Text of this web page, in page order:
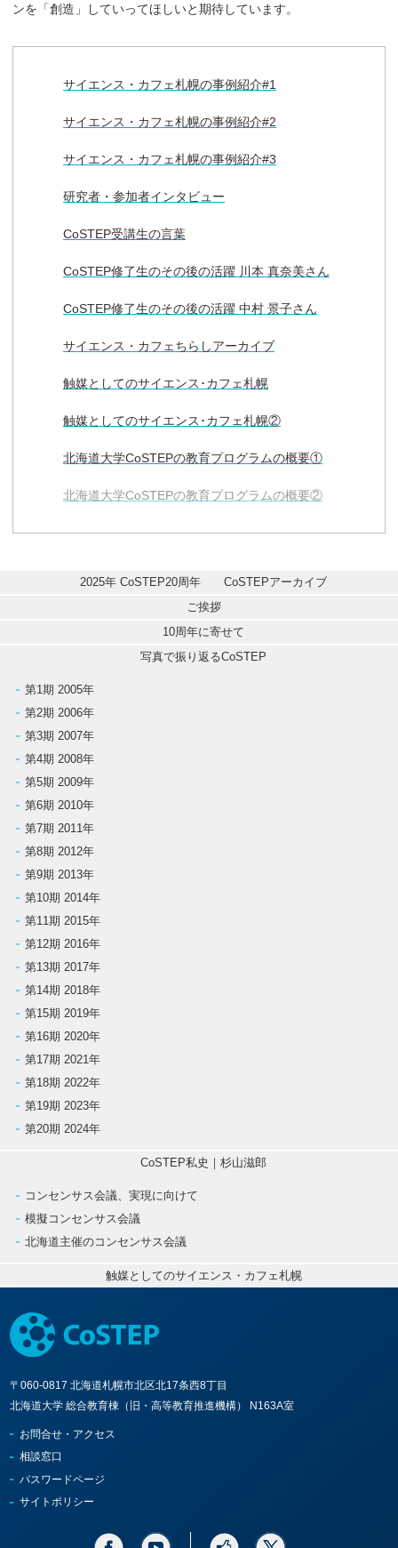
ンを「創造」していってほしいと期待しています。
サイエンス・カフェ札幌の事例紹介#1
サイエンス・カフェ札幌の事例紹介#2
サイエンス・カフェ札幌の事例紹介#3
研究者・参加者インタビュー
CoSTEP受講生の言葉
CoSTEP修了生のその後の活躍 川本 真奈美さん
CoSTEP修了生のその後の活躍 中村 景子さん
サイエンス・カフェちらしアーカイブ
触媒としてのサイエンス･カフェ札幌
触媒としてのサイエンス･カフェ札幌②
北海道大学CoSTEPの教育プログラムの概要①
北海道大学CoSTEPの教育プログラムの概要②
2025年 CoSTEP20周年　　CoSTEPアーカイブ
ご挨拶
10周年に寄せて
写真で振り返るCoSTEP
第1期 2005年
第2期 2006年
第3期 2007年
第4期 2008年
第5期 2009年
第6期 2010年
第7期 2011年
第8期 2012年
第9期 2013年
第10期 2014年
第11期 2015年
第12期 2016年
第13期 2017年
第14期 2018年
第15期 2019年
第16期 2020年
第17期 2021年
第18期 2022年
第19期 2023年
第20期 2024年
CoSTEP私史｜杉山滋郎
コンセンサス会議、実現に向けて
模擬コンセンサス会議
北海道主催のコンセンサス会議
触媒としてのサイエンス・カフェ札幌
〒060-0817 北海道札幌市北区北17条西8丁目
北海道大学 総合教育棟（旧・高等教育推進機構） N163A室
お問合せ・アクセス
相談窓口
パスワードページ
サイトポリシー